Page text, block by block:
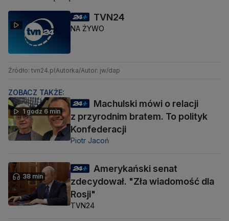
TVN24
NA ŻYWO
Źródło: tvn24.plAutorka/Autor: jw/dap
ZOBACZ TAKŻE:
1 godz 6 min
Machulski mówi o relacji
z przyrodnim bratem. To polityk
Konfederacji
Piotr Jacoń
38 min
Amerykański senat
zdecydował. "Zła wiadomość dla
Rosji"
TVN24